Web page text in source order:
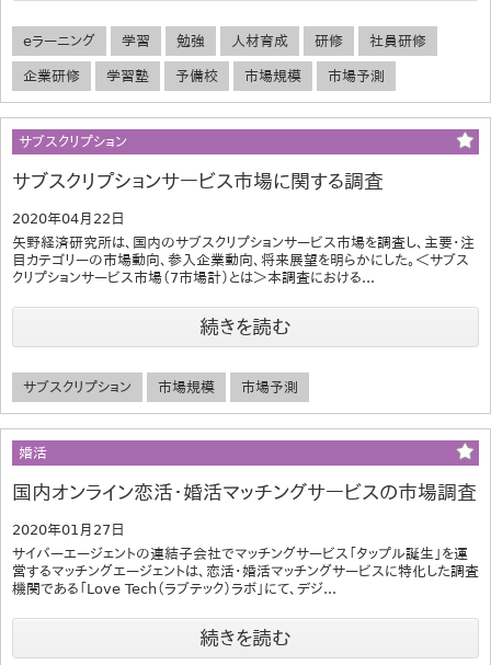
eラーニング 学習 勉強 人材育成 研修 社員研修
企業研修 学習塾 予備校 市場規模 市場予測
サブスクリプション
サブスクリプションサービス市場に関する調査
2020年04月22日
矢野経済研究所は、国内のサブスクリプションサービス市場を調査し、主要・注
目カテゴリーの市場動向、参入企業動向、将来展望を明らかにした。＜サブス
クリプションサービス市場（7市場計）とは＞本調査における...
続きを読む
サブスクリプション 市場規模 市場予測
婚活
国内オンライン恋活・婚活マッチングサービスの市場調査
2020年01月27日
サイバーエージェントの連結子会社でマッチングサービス「タップル誕生」を運
営するマッチングエージェントは、恋活・婚活マッチングサービスに特化した調査
機関である「Love Tech（ラブテック）ラボ」にて、デジ...
続きを読む